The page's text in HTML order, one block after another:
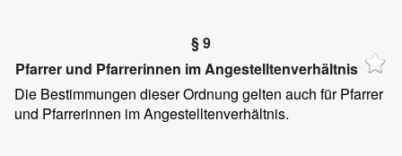
§ 9
Pfarrer und Pfarrerinnen im Angestelltenverhältnis
Die Bestimmungen dieser Ordnung gelten auch für Pfarrer
und Pfarrerinnen im Angestelltenverhältnis.